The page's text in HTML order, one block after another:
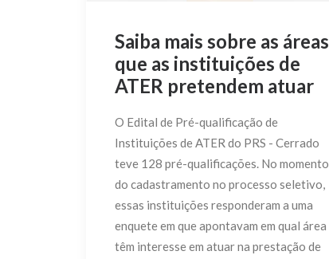
Saiba mais sobre as áreas
que as instituições de
ATER pretendem atuar
O Edital de Pré-qualificação de
Instituições de ATER do PRS - Cerrado
teve 128 pré-qualificações. No momento
do cadastramento no processo seletivo,
essas instituições responderam a uma
enquete em que apontavam em qual área
têm interesse em atuar na prestação de